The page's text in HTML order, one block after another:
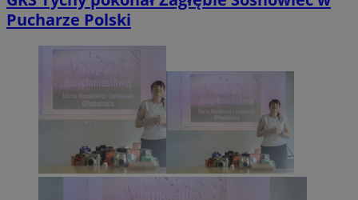
Pucharze Polski